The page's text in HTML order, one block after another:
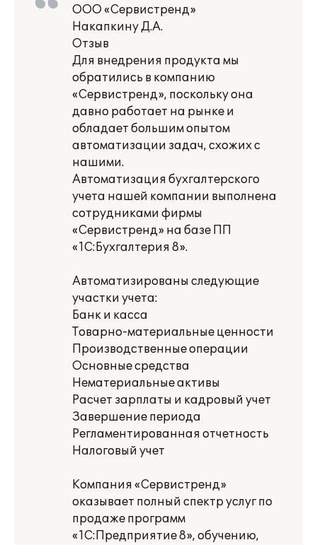
ООО «Сервистренд»
Накапкину Д.А.
Отзыв
Для внедрения продукта мы
обратились в компанию
«Сервистренд», поскольку она
давно работает на рынке и
обладает большим опытом
автоматизации задач, схожих с
нашими.
Автоматизация бухгалтерского
учета нашей компании выполнена
сотрудниками фирмы
«Сервистренд» на базе ПП
«1С:Бухгалтерия 8».
Автоматизированы следующие
участки учета:
Банк и касса
Товарно-материальные ценности
Производственные операции
Основные средства
Нематериальные активы
Расчет зарплаты и кадровый учет
Завершение периода
Регламентированная отчетность
Налоговый учет
Компания «Сервистренд»
оказывает полный спектр услуг по
продаже программ
«1С:Предприятие 8», обучению,